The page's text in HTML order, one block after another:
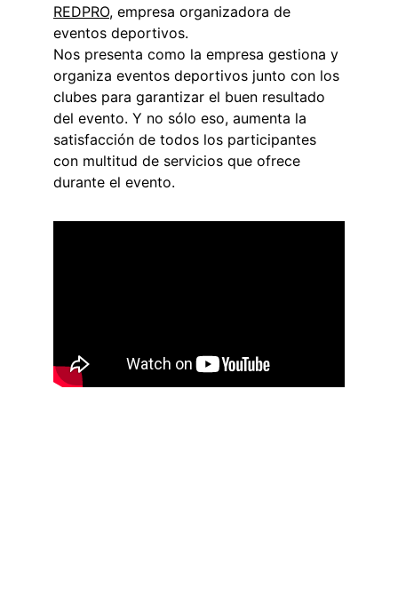
REDPRO, empresa organizadora de
eventos deportivos.
Nos presenta como la empresa gestiona y
organiza eventos deportivos junto con los
clubes para garantizar el buen resultado
del evento. Y no sólo eso, aumenta la
satisfacción de todos los participantes
con multitud de servicios que ofrece
durante el evento.